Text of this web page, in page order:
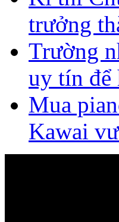
trưởng
Trường
uy tín để
Mua
Kawai